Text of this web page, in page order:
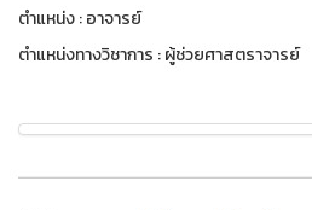
ตำแหน่ง : อาจารย์
ตำแหน่งทางวิชาการ : ผู้ช่วยศาสตราจารย์